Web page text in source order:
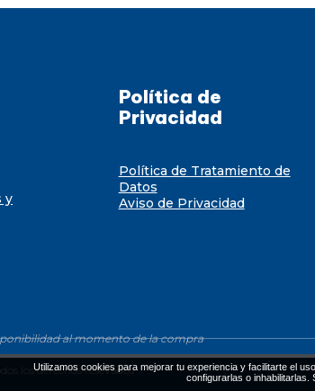
al momento de la compra
y
Política de
Privacidad
Política de Tratamiento de
Datos
Aviso de Privacidad
los derechos resevados
Utilizamos cookies para mejorar tu experiencia y facilitarte el
configurarlas o inhabilitarlas.